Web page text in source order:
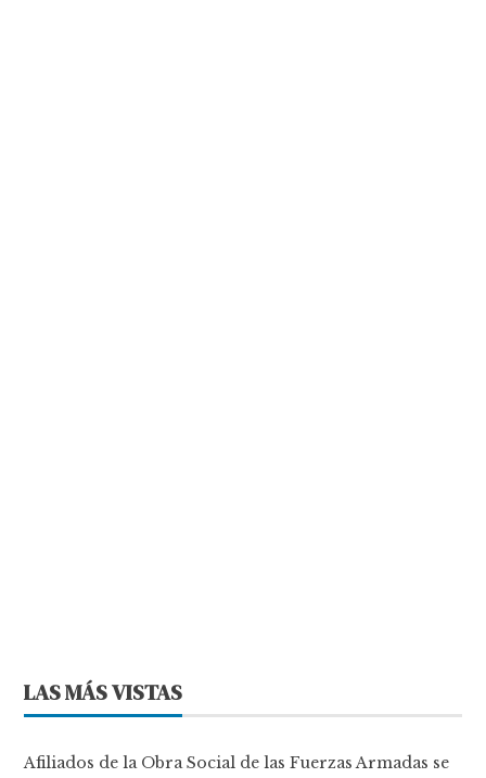
LAS MÁS VISTAS
Afiliados de la Obra Social de las Fuerzas Armadas se